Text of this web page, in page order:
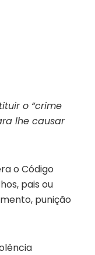
o “crime
lhe causar
o Código
pais ou
punição